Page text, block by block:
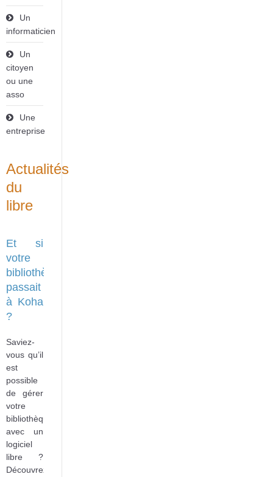
Un
informaticien
Un
citoyen
ou une
asso
Une
entreprise
Actualités
du
libre
Et si
votre
bibliothèque
passait
à Koha
?
Saviez-
vous qu’il
est
possible
de gérer
votre
bibliothèque
avec un
logiciel
libre ?
Découvrez